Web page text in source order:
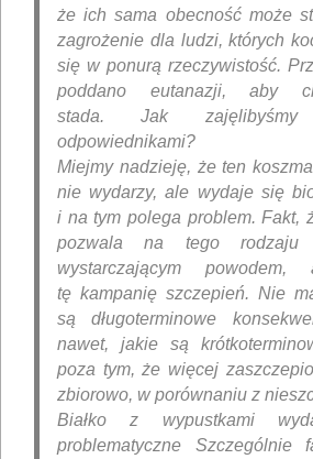
że ich sama obecność może
zagrożenie dla ludzi, których
się w ponurą rzeczywistość.
poddano eutanazji, aby
stada. Jak
odpowiednikami?
Miejmy nadzieję, że ten
nie wydarzy, ale wydaje się
i na tym polega problem. Fakt,
pozwala na tego rodzaju
wystarczającym powodem,
tę kampanię szczepień. Nie
są długoterminowe
nawet, jakie są
poza tym, że więcej
zbiorowo, w porównaniu z
Białkoz wypustkami
problematyczne Szczególnie